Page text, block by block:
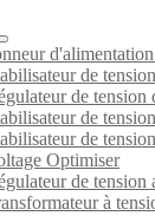
de
de
de
de
Optimiser
de tension
à